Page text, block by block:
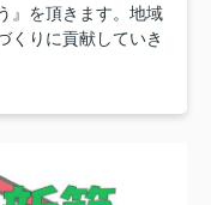
』を頂きます。地域
くりに貢献していき